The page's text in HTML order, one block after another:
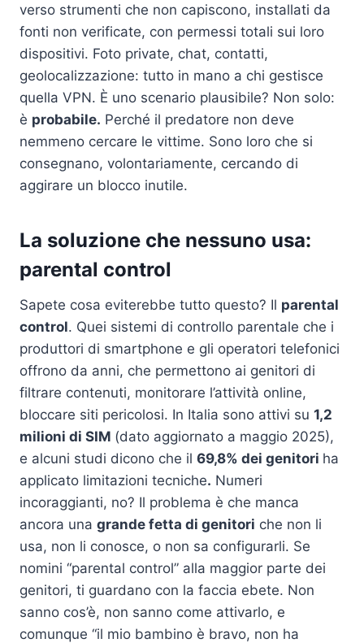
verso strumenti che non capiscono, installati da
fonti non verificate, con permessi totali sui loro
dispositivi. Foto private, chat, contatti,
geolocalizzazione: tutto in mano a chi gestisce
quella VPN. È uno scenario plausibile? Non solo:
è probabile. Perché il predatore non deve
nemmeno cercare le vittime. Sono loro che si
consegnano, volontariamente, cercando di
aggirare un blocco inutile.
La soluzione che nessuno usa:
parental control
Sapete cosa eviterebbe tutto questo? Il parental
control. Quei sistemi di controllo parentale che i
produttori di smartphone e gli operatori telefonici
offrono da anni, che permettono ai genitori di
filtrare contenuti, monitorare l’attività online,
bloccare siti pericolosi. In Italia sono attivi su 1,2
milioni di SIM (dato aggiornato a maggio 2025),
e alcuni studi dicono che il 69,8% dei genitori ha
applicato limitazioni tecniche. Numeri
incoraggianti, no? Il problema è che manca
ancora una grande fetta di genitori che non li
usa, non li conosce, o non sa configurarli. Se
nomini “parental control” alla maggior parte dei
genitori, ti guardano con la faccia ebete. Non
sanno cos’è, non sanno come attivarlo, e
comunque “il mio bambino è bravo, non ha